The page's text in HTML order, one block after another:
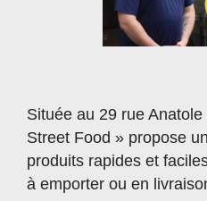
Située au 29 rue
Street Food » propose
produits rapides et
à emporter ou en